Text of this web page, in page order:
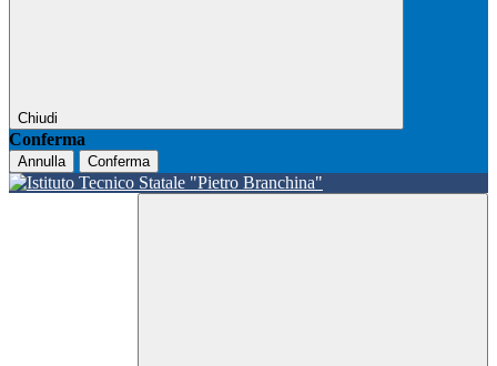
Chiudi
Conferma
Annulla Conferma